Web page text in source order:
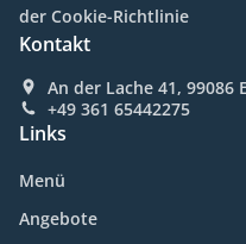
der Cookie-Richtlinie
Kontakt
An der Lache 41, 99086
+49 361 65442275
Links
Menü
Angebote